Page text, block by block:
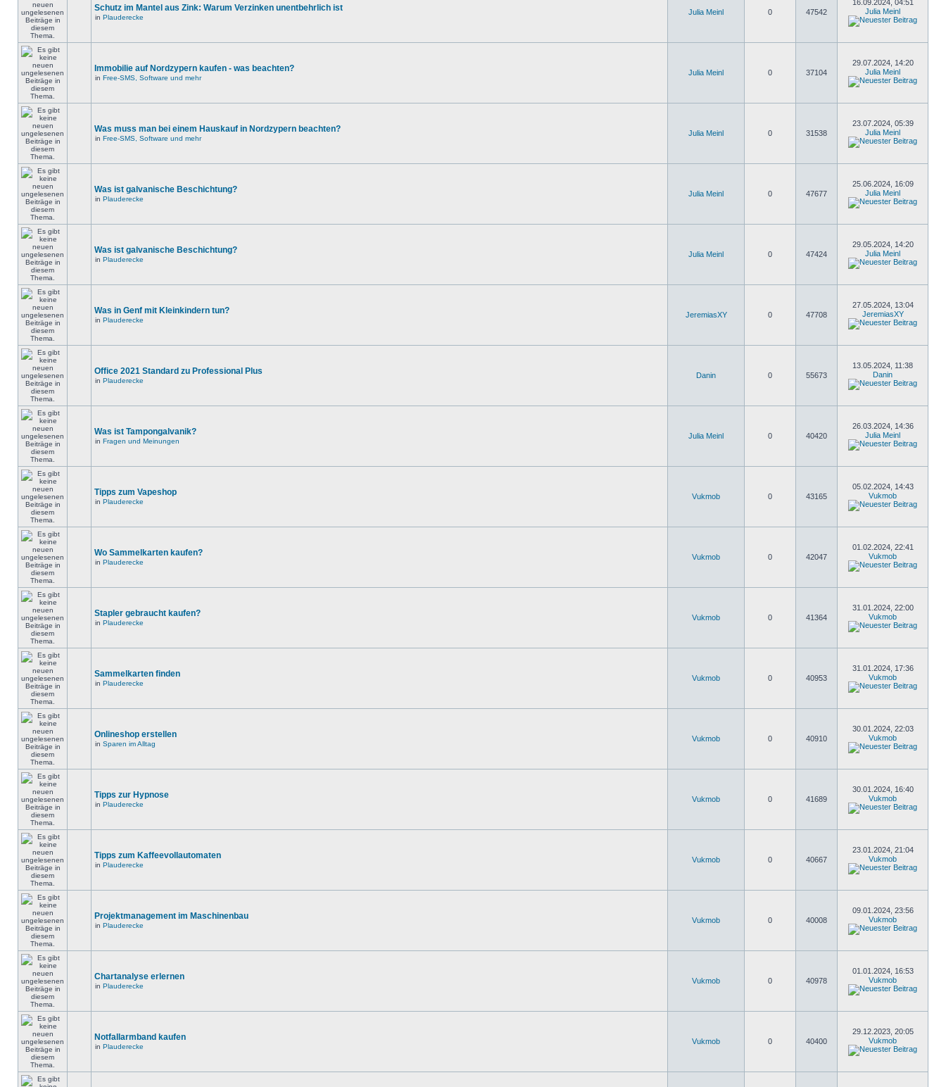
Schutz im Mantel aus Zink: Warum Verzinken unentbehrlich ist
in Plauderecke
Julia Meinl 0 47542
16.09.2024, 04:51
Julia Meinl
Immobilie auf Nordzypern kaufen - was beachten?
in Free-SMS, Software und mehr
Julia Meinl 0 37104
29.07.2024, 14:20
Julia Meinl
Was muss man bei einem Hauskauf in Nordzypern beachten?
in Free-SMS, Software und mehr
Julia Meinl 0 31538
23.07.2024, 05:39
Julia Meinl
Was ist galvanische Beschichtung?
in Plauderecke
Julia Meinl 0 47677
25.06.2024, 16:09
Julia Meinl
Was ist galvanische Beschichtung?
in Plauderecke
Julia Meinl 0 47424
29.05.2024, 14:20
Julia Meinl
Was in Genf mit Kleinkindern tun?
in Plauderecke
JeremiasXY 0 47708
27.05.2024, 13:04
JeremiasXY
Office 2021 Standard zu Professional Plus
in Plauderecke
Danin 0 55673
13.05.2024, 11:38
Danin
Was ist Tampongalvanik?
in Fragen und Meinungen
Julia Meinl 0 40420
26.03.2024, 14:36
Julia Meinl
Tipps zum Vapeshop
in Plauderecke
Vukmob 0 43165
05.02.2024, 14:43
Vukmob
Wo Sammelkarten kaufen?
in Plauderecke
Vukmob 0 42047
01.02.2024, 22:41
Vukmob
Stapler gebraucht kaufen?
in Plauderecke
Vukmob 0 41364
31.01.2024, 22:00
Vukmob
Sammelkarten finden
in Plauderecke
Vukmob 0 40953
31.01.2024, 17:36
Vukmob
Onlineshop erstellen
in Sparen im Alltag
Vukmob 0 40910
30.01.2024, 22:03
Vukmob
Tipps zur Hypnose
in Plauderecke
Vukmob 0 41689
30.01.2024, 16:40
Vukmob
Tipps zum Kaffeevollautomaten
in Plauderecke
Vukmob 0 40667
23.01.2024, 21:04
Vukmob
Projektmanagement im Maschinenbau
in Plauderecke
Vukmob 0 40008
09.01.2024, 23:56
Vukmob
Chartanalyse erlernen
in Plauderecke
Vukmob 0 40978
01.01.2024, 16:53
Vukmob
Notfallarmband kaufen
in Plauderecke
Vukmob 0 40400
29.12.2023, 20:05
Vukmob